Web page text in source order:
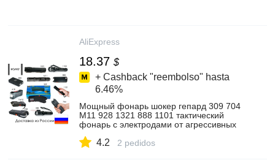
AliExpress
18.37 $
+ Cashback "reembolso" hasta
6.46%
Мощный фонарь шокер гепард 309 704
M11 928 1321 888 1101 тактический
фонарь с электродами от агрессивных
4.2 2 pedidos